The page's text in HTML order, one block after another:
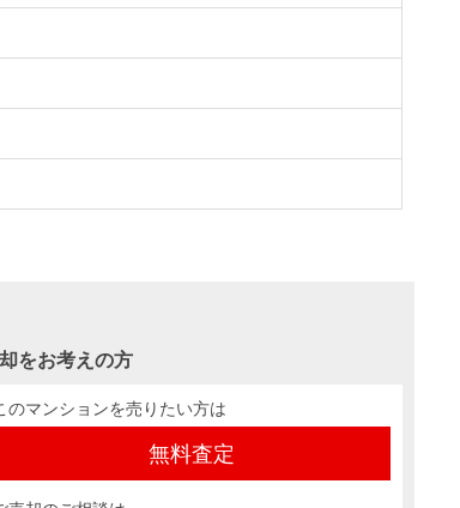
をお考えの方
のマンションを売りたい方は
無料査定